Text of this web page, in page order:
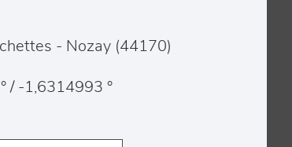
- Nozay (44170)
/ -1,6314993 °